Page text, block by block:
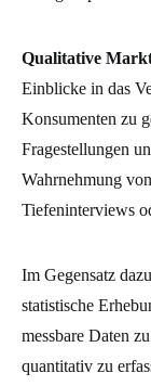
Qualitative
Einblicke in das
Konsumenten zu
Fragestellungen
Wahrnehmung
Tiefeninterviews
Im Gegensatz
statistische
messbare Daten
quantitativ zu